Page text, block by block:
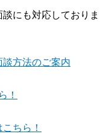
にも対応しておりま
談方法のご案内
！
ちら！